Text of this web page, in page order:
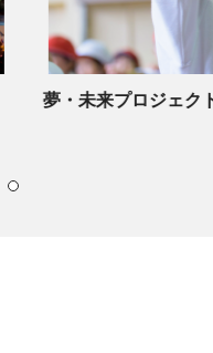
ェクトを追加しました。